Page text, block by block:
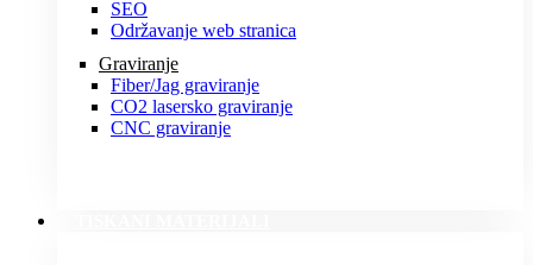
SEO
Održavanje web stranica
Graviranje
Fiber/Jag graviranje
CO2 lasersko graviranje
CNC graviranje